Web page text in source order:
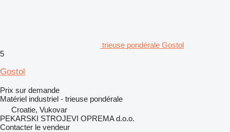
trieuse pondérale Gostol
5
Gostol
Prix sur demande
Matériel industriel - trieuse pondérale
Croatie, Vukovar
PEKARSKI STROJEVI OPREMA d.o.o.
Contacter le vendeur